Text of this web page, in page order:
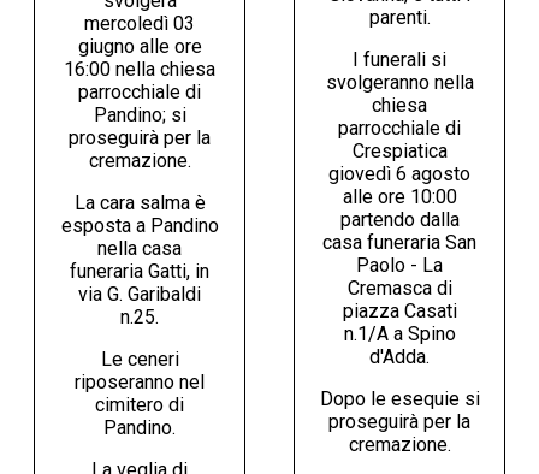
mercoledì 03
giugno alle ore
16:00 nella chiesa
parrocchiale di
Pandino; si
proseguirà per la
cremazione.
La cara salma è
esposta a Pandino
nella casa
funeraria Gatti, in
via G. Garibaldi
n.25.
Le ceneri
riposeranno nel
cimitero di
Pandino.
La veglia di
parenti.
I funerali si
svolgeranno nella
chiesa
parrocchiale di
Crespiatica
giovedì 6 agosto
alle ore 10:00
partendo dalla
casa funeraria San
Paolo - La
Cremasca di
piazza Casati
n.1/A a Spino
d'Adda.
Dopo le esequie si
proseguirà per la
cremazione.